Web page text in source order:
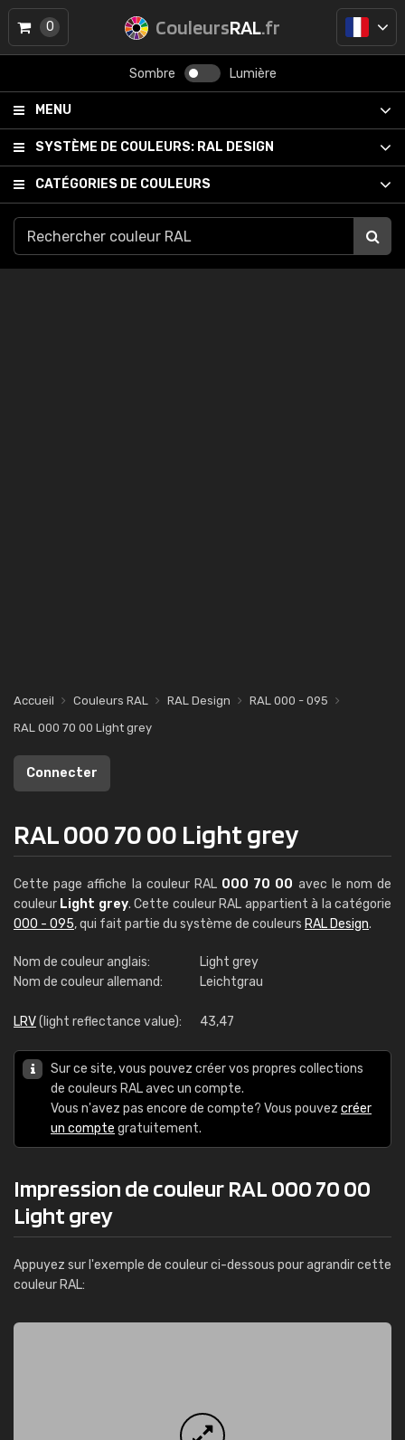
CouleursRAL.fr
Sombre Lumière
MENU
SYSTÈME DE COULEURS: RAL DESIGN
CATÉGORIES DE COULEURS
0
Accueil Couleurs RAL RAL Design
RAL 000 - 095
RAL 000 70 00 Light grey
Connecter
RAL 000 70 00 Light grey
Cette page affiche la couleur RAL 000 70 00 avec le nom de
couleur Light grey. Cette couleur RAL appartient à la catégorie
000 - 095, qui fait partie du système de couleurs RAL Design.
Nom de couleur anglais:
Light grey
Nom de couleur allemand:
Leichtgrau
LRV(light reflectance value): 43,47
Sur ce site, vous pouvez créer vos propres collections
de couleurs RAL avec un compte.
Vous n'avez pas encore de compte? Vous pouvez créer
un compte gratuitement.
Impression de couleur RAL 000 70 00
Light grey
Appuyez sur l'exemple de couleur ci-dessous pour agrandir cette
couleur RAL: